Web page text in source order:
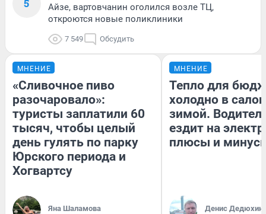
5
Айзе, вартовчанин оголился возле ТЦ,
откроются новые поликлиники
7 549 Обсудить
МНЕНИЕ
«Сливочное пиво
разочаровало»:
туристы заплатили 60
тысяч, чтобы целый
день гулять по парку
Юрского периода и
Хогвартсу
Яна Шаламова
МНЕНИЕ
Тепло для
холодно в
зимой.
ездит на
плюсы и
Денис Дедюхин